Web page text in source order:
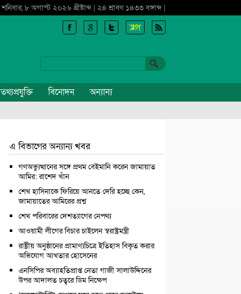
শনিবার, ৮ অগাস্ট ২০২৬ খ্রীষ্টাব্দ | ২৪ শ্রাবণ ১৪৩৩ বঙ্গাব্দ |
তথ্যপ্রযুক্তি বিনোদন অন্যান্য
এ বিভাগের অন্যান্য খবর
গণঅভ্যুত্থানের সঙ্গে প্রথম বেইমানি করেন জামায়াত
আমির: রাশেদ খাঁন
শেখ হাসিনাকে ফিরিয়ে আনতে দেরি হচ্ছে কেন,
জামায়াতের আমিরের প্রশ্ন
শেখ পরিবারের দেশত্যাগের নেপথ্য
আওয়ামী লীগের বিচার চাইলেন স্বরাষ্ট্রমন্ত্রী
রাষ্ট্রীয় অনুষ্ঠানের প্রামাণ্যচিত্রে ইতিহাস বিকৃত করার
অভিযোগ আখতার হোসেনের
এনসিপির অব্যাহতিপ্রাপ্ত নেতা গাজী সালাউদ্দিনের
উপর আদালত চত্বরে ডিম নিক্ষেপ